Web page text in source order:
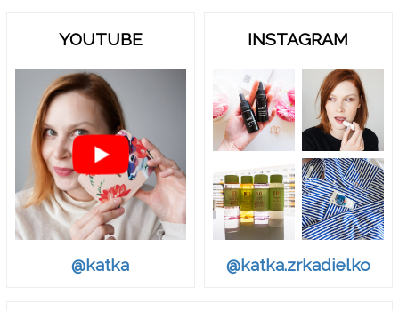
YOUTUBE
@katka
INSTAGRAM
@katka.zrkadielko